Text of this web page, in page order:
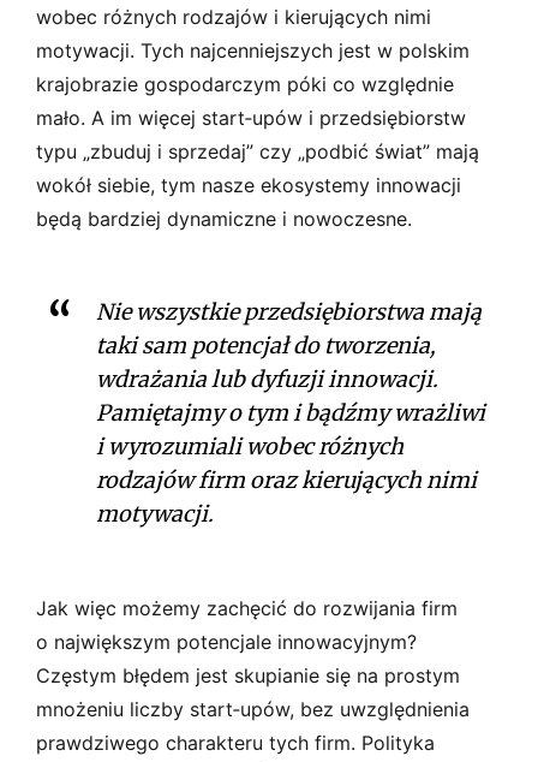
wobec różnych rodzajów i kierujących nimi
motywacji. Tych najcenniejszych jest w polskim
krajobrazie gospodarczym póki co względnie
mało. A im więcej start­‑upów i przedsiębiorstw
typu „zbuduj i sprzedaj” czy „podbić świat” mają
wokół siebie, tym nasze ekosystemy innowacji
będą bardziej dynamiczne i nowoczesne.
Nie wszystkie przedsiębiorstwa mają
taki sam potencjał do tworzenia,
wdrażania lub dyfuzji innowacji.
Pamiętajmy o tym i bądźmy wrażliwi
i wyrozumiali wobec różnych
rodzajów firm oraz kierujących nimi
motywacji.
Jak więc możemy zachęcić do rozwijania firm
o największym potencjale innowacyjnym?
Częstym błędem jest skupianie się na prostym
mnożeniu liczby start­‑upów, bez uwzględnienia
prawdziwego charakteru tych firm. Polityka